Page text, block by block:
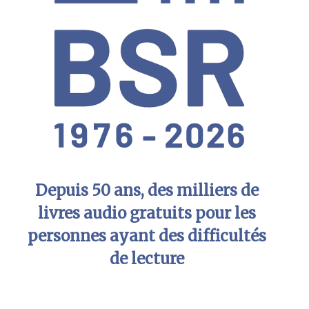
Depuis 50 ans, des milliers de
livres audio gratuits pour les
personnes ayant des difficultés
de lecture